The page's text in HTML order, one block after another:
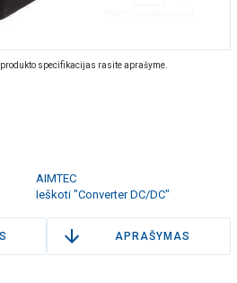
specifikacijas rasite aprašyme.
AIMTEC
Ieškoti "Converter DC/DC"
APRAŠYMAS